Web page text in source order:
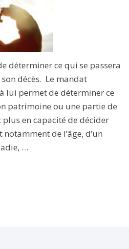
déterminer ce qui se passera
décès. Le mandat
lui permet de déterminer ce
patrimoine ou une partie de
plus en capacité de décider
de l’âge, d’un
…